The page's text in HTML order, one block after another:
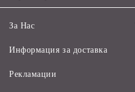
За Нас
Информация за доставка
Рекламации